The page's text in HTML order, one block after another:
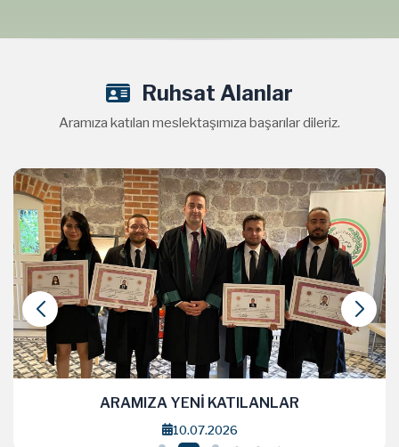
Ruhsat Alanlar
Aramıza katılan meslektaşımıza başarılar dileriz.
YENİ KATILANLAR